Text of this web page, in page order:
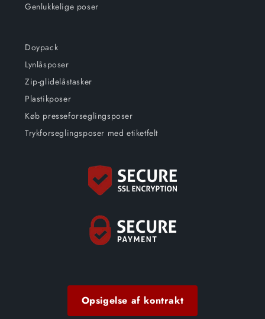
Genlukkelige poser
Doypack
Lynlåsposer
Zip-glidelåstasker
Plastikposer
Køb presseforseglingsposer
Trykforseglingsposer med etiketfelt
Opsigelse af kontrakt